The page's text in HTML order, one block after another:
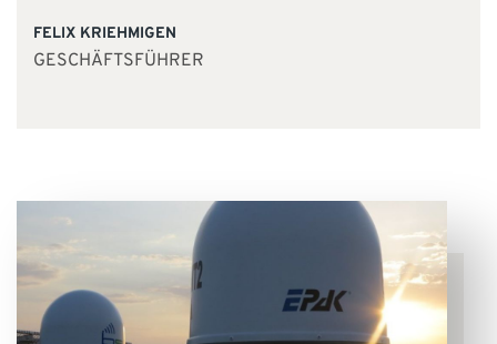
FELIX KRIEHMIGEN
GESCHÄFTSFÜHRER